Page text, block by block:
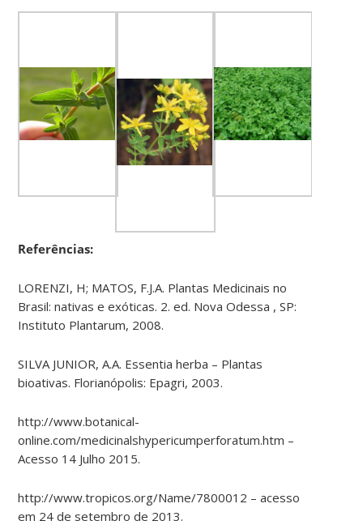
Referências:
LORENZI, H; MATOS, F.J.A. Plantas Medicinais no
Brasil: nativas e exóticas. 2. ed. Nova Odessa , SP:
Instituto Plantarum, 2008.
SILVA JUNIOR, A.A. Essentia herba – Plantas
bioativas. Florianópolis: Epagri, 2003.
http://www.botanical-
online.com/medicinalshypericumperforatum.htm –
Acesso 14 Julho 2015.
http://www.tropicos.org/Name/7800012 – acesso
em 24 de setembro de 2013.